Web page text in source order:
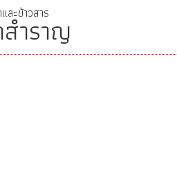
ละข้าวสาร
ำราญ